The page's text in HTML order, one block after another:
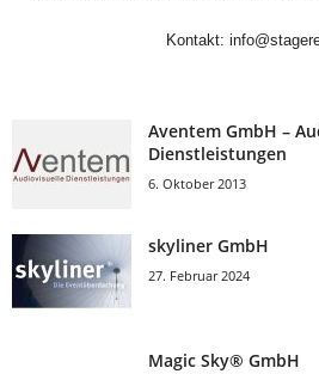
Kontakt:
Aventem GmbH –
Dienstleistungen
6. Oktober 2013
skyliner GmbH
27. Februar 2024
Magic Sky® GmbH